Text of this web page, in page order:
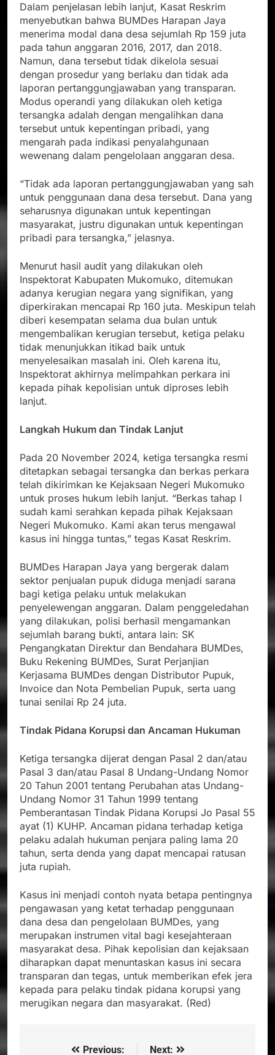
Dalam penjelasan lebih lanjut, Kasat Reskrim
menyebutkan bahwa BUMDes Harapan Jaya
menerima modal dana desa sejumlah Rp 159 juta
pada tahun anggaran 2016, 2017, dan 2018.
Namun, dana tersebut tidak dikelola sesuai
dengan prosedur yang berlaku dan tidak ada
laporan pertanggungjawaban yang transparan.
Modus operandi yang dilakukan oleh ketiga
tersangka adalah dengan mengalihkan dana
tersebut untuk kepentingan pribadi, yang
mengarah pada indikasi penyalahgunaan
wewenang dalam pengelolaan anggaran desa.
“Tidak ada laporan pertanggungjawaban yang sah
untuk penggunaan dana desa tersebut. Dana yang
seharusnya digunakan untuk kepentingan
masyarakat, justru digunakan untuk kepentingan
pribadi para tersangka,” jelasnya.
Menurut hasil audit yang dilakukan oleh
Inspektorat Kabupaten Mukomuko, ditemukan
adanya kerugian negara yang signifikan, yang
diperkirakan mencapai Rp 160 juta. Meskipun telah
diberi kesempatan selama dua bulan untuk
mengembalikan kerugian tersebut, ketiga pelaku
tidak menunjukkan itikad baik untuk
menyelesaikan masalah ini. Oleh karena itu,
Inspektorat akhirnya melimpahkan perkara ini
kepada pihak kepolisian untuk diproses lebih
lanjut.
Langkah Hukum dan Tindak Lanjut
Pada 20 November 2024, ketiga tersangka resmi
ditetapkan sebagai tersangka dan berkas perkara
telah dikirimkan ke Kejaksaan Negeri Mukomuko
untuk proses hukum lebih lanjut. “Berkas tahap I
sudah kami serahkan kepada pihak Kejaksaan
Negeri Mukomuko. Kami akan terus mengawal
kasus ini hingga tuntas,” tegas Kasat Reskrim.
BUMDes Harapan Jaya yang bergerak dalam
sektor penjualan pupuk diduga menjadi sarana
bagi ketiga pelaku untuk melakukan
penyelewengan anggaran. Dalam penggeledahan
yang dilakukan, polisi berhasil mengamankan
sejumlah barang bukti, antara lain: SK
Pengangkatan Direktur dan Bendahara BUMDes,
Buku Rekening BUMDes, Surat Perjanjian
Kerjasama BUMDes dengan Distributor Pupuk,
Invoice dan Nota Pembelian Pupuk, serta uang
tunai senilai Rp 24 juta.
Tindak Pidana Korupsi dan Ancaman Hukuman
Ketiga tersangka dijerat dengan Pasal 2 dan/atau
Pasal 3 dan/atau Pasal 8 Undang-Undang Nomor
20 Tahun 2001 tentang Perubahan atas Undang-
Undang Nomor 31 Tahun 1999 tentang
Pemberantasan Tindak Pidana Korupsi Jo Pasal 55
ayat (1) KUHP. Ancaman pidana terhadap ketiga
pelaku adalah hukuman penjara paling lama 20
tahun, serta denda yang dapat mencapai ratusan
juta rupiah.
Kasus ini menjadi contoh nyata betapa pentingnya
pengawasan yang ketat terhadap penggunaan
dana desa dan pengelolaan BUMDes, yang
merupakan instrumen vital bagi kesejahteraan
masyarakat desa. Pihak kepolisian dan kejaksaan
diharapkan dapat menuntaskan kasus ini secara
transparan dan tegas, untuk memberikan efek jera
kepada para pelaku tindak pidana korupsi yang
merugikan negara dan masyarakat. (Red)
Previous: Next: